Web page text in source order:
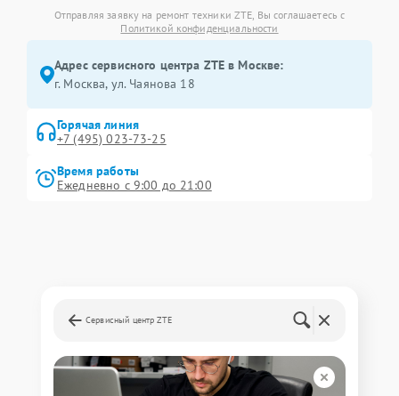
Отправляя заявку на ремонт техники ZTE, Вы соглашаетесь с
Политикой конфиденциальности
Адрес сервисного центра ZTE в Москве:
г. Москва, ул. Чаянова 18
Горячая линия
+7 (495) 023-73-25
Время работы
Ежедневно с 9:00 до 21:00
Сервисный центр ZTE